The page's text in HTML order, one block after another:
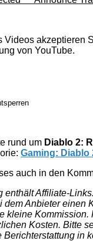
Videos akzeptieren
von YouTube.
rund um Diablo 2:
Gaming: Diablo
auch in den
enthält Affiliate-
dem Anbieter einen
kleine Kommission.
Kosten. Bitte
Berichterstattung in